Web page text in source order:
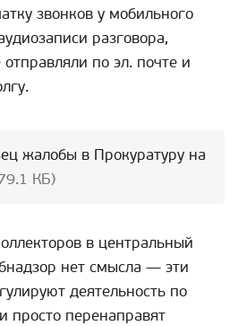
звонков у мобильного
разговора,
по эл. почте и
жалобы в Прокуратуру на
КБ)
в центральный
нет смысла — эти
деятельность по
просто перенаправят